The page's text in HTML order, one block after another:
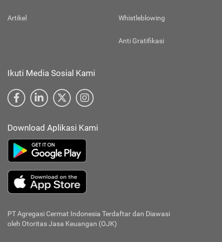
Artikel Whistleblowing
Anti Gratifikasi
Ikuti Media Sosial Kami
Download Aplikasi Kami
PT Agregasi Cermat Indonesia Terdaftar dan Diawasi
oleh Otoritas Jasa Keuangan (OJK)